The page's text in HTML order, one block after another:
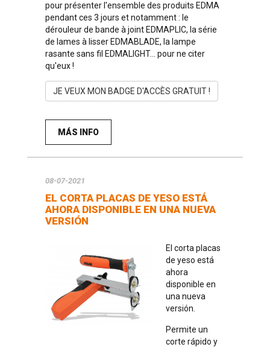
pour présenter l'ensemble des produits EDMA
pendant ces 3 jours et notamment : le
dérouleur de bande à joint EDMAPLIC, la série
de lames à lisser EDMABLADE, la lampe
rasante sans fil EDMALIGHT... pour ne citer
qu'eux !
JE VEUX MON BADGE D'ACCÈS GRATUIT !
MÁS INFO
08-07-2021
EL CORTA PLACAS DE YESO ESTÁ
AHORA DISPONIBLE EN UNA NUEVA
VERSIÓN
El corta placas
de yeso está
ahora
disponible en
una nueva
versión.
Permite un
corte rápido y